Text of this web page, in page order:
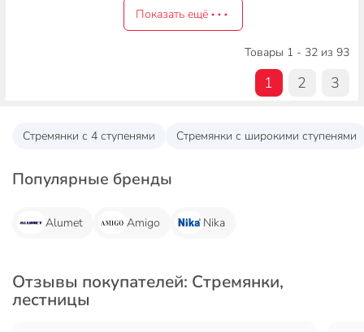
Показать ещё
Товары 1 - 32 из 93
1 2 3
Стремянки с 4 ступенями Стремянки с широкими ступенями
Популярные бренды
Alumet Amigo Nika
Отзывы покупателей: Стремянки,
лестницы